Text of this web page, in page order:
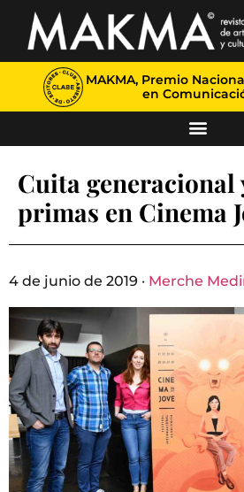
MAKMA, Premio
en
Cuita generacional
primas en Cinema
4 de junio de 2019 · Merche